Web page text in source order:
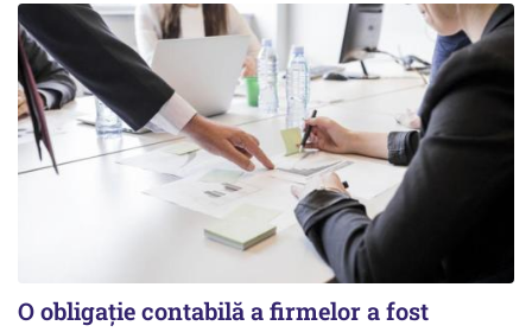
O obligație contabilă a firmelor a fost